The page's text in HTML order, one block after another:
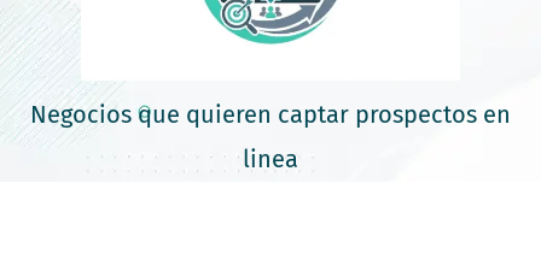
Negocios que quieren captar prospectos en
linea